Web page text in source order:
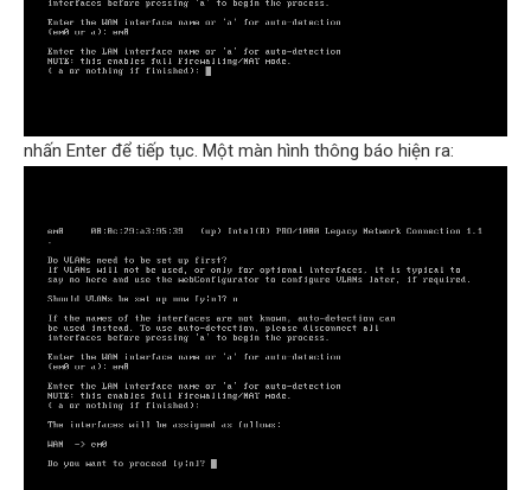
nhấn Enter để tiếp tục. Một màn hình thông báo hiện ra: